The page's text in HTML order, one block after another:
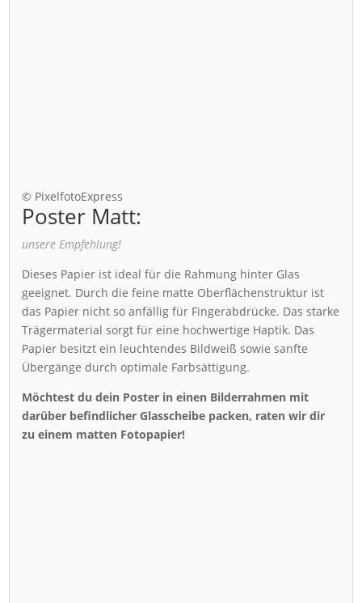
© PixelfotoExpress
Poster Matt:
unsere Empfehlung!
Dieses Papier ist ideal für die Rahmung hinter Glas
geeignet. Durch die feine matte Oberflächenstruktur ist
das Papier nicht so anfällig für Fingerabdrücke. Das starke
Trägermaterial sorgt für eine hochwertige Haptik. Das
Papier besitzt ein leuchtendes Bildweiß sowie sanfte
Übergänge durch optimale Farbsättigung.
Möchtest du dein Poster in einen Bilderrahmen mit
darüber befindlicher Glasscheibe packen, raten wir dir
zu einem matten Fotopapier!